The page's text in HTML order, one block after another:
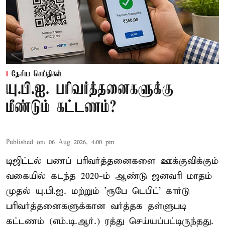
தேசிய செய்திகள்
யு.பி.ஐ. பரிவர்த்தனைகளுக்கு
மீண்டும் கட்டணம்?
Published on: 06 Aug 2026, 4:00 pm
டிஜிட்டல் பணப் பரிவர்த்தனைகளை ஊக்குவிக்கும்
வகையில் கடந்த 2020-ம் ஆண்டு ஜனவரி மாதம்
முதல் யு.பி.ஐ. மற்றும் 'ரூபே டெபிட்' கார்டு
பரிவர்த்தனைகளுக்கான வர்த்தக தள்ளுபடி
கட்டணம் (எம்.டி.ஆர்.) ரத்து செய்யப்பட்டிருந்தது.